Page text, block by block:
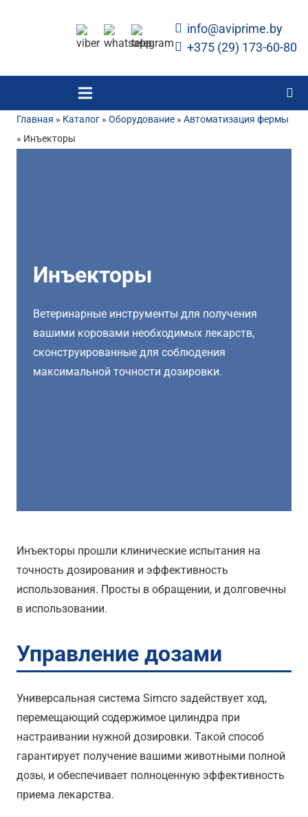
info@aviprime.by
+375 (29) 173-60-80
Главная » Каталог » Оборудование » Автоматизация фермы
» Инъекторы
Инъекторы
Ветеринарные инструменты для получения
вашими коровами необходимых лекарств,
сконструированные для соблюдения
максимальной точности дозировки.
Инъекторы прошли клинические испытания на
точность дозирования и эффективность
использования. Просты в обращении, и долговечны
в использовании.
Управление дозами
Универсальная система Simcro задействует ход,
перемещающий содержимое цилиндра при
настраивании нужной дозировки. Такой способ
гарантирует получение вашими животными полной
дозы, и обеспечивает полноценную эффективность
приема лекарства.